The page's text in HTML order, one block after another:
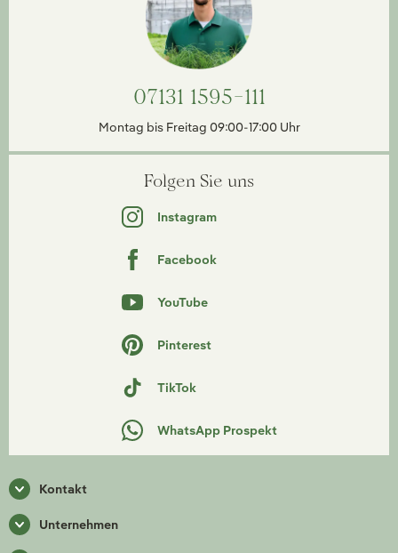
07131 1595-111
Montag bis Freitag 09:00-17:00 Uhr
Folgen Sie uns
Instagram
Facebook
YouTube
Pinterest
TikTok
WhatsApp Prospekt
Kontakt
Unternehmen